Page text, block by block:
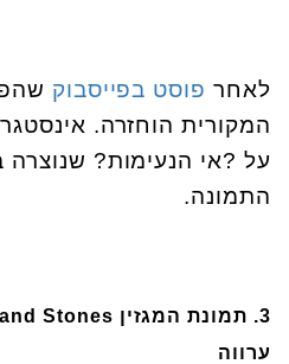
לאחר פוסט בפייסבוק
המקורית הוחזרה.
על ?אי הנעימות?
התמונה.
ערווה